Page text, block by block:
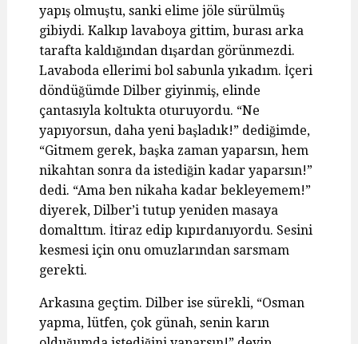
yapış olmuştu, sanki elime jöle sürülmüş
gibiydi. Kalkıp lavaboya gittim, burası arka
tarafta kaldığından dışardan görünmezdi.
Lavaboda ellerimi bol sabunla yıkadım. İçeri
döndüğümde Dilber giyinmiş, elinde
çantasıyla koltukta oturuyordu. “Ne
yapıyorsun, daha yeni başladık!” dediğimde,
“Gitmem gerek, başka zaman yaparsın, hem
nikahtan sonra da istediğin kadar yaparsın!”
dedi. “Ama ben nikaha kadar bekleyemem!”
diyerek, Dilber’i tutup yeniden masaya
domalttım. İtiraz edip kıpırdanıyordu. Sesini
kesmesi için onu omuzlarından sarsmam
gerekti.
Arkasına geçtim. Dilber ise sürekli, “Osman
yapma, lütfen, çok günah, senin karın